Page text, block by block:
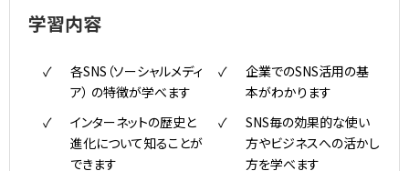
学習内容
各SNS（ソーシャルメディ
ア） の特徴が学べます
企業でのSNS活用の基
本がわかります
インターネットの歴史と
進化について知ることが
できます
SNS毎の効果的な使い
方やビジネスへの活かし
方を学べます